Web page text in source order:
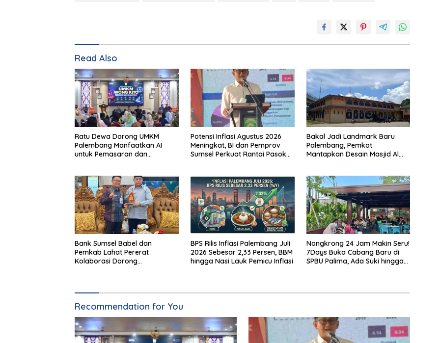
Read Also
Ratu Dewa Dorong UMKM
Palembang Manfaatkan AI
untuk Pemasaran dan
Potensi Inflasi Agustus 2026
Meningkat, BI dan Pemprov
Sumsel Perkuat Rantai Pasok
Bakal Jadi Landmark Baru
Palembang, Pemkot
Mantapkan Desain Masjid Al
Bank Sumsel Babel dan
Pemkab Lahat Pererat
Kolaborasi Dorong
BPS Rilis Inflasi Palembang Juli
2026 Sebesar 2,33 Persen, BBM
hingga Nasi Lauk Pemicu Inflasi
Nongkrong 24 Jam Makin Seru!
7Days Buka Cabang Baru di
SPBU Palima, Ada Suki hingga
Recommendation for You